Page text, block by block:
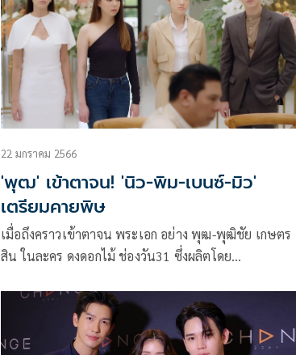
อภัยคุณ สังกัด GMMTV จัดเต็มด้วยโชว์สุดเอ็กซ์คลูซีฟ ตื่น
ตาตื่นใจ ทั้งร้องเต้น เล่นเกมบนเวทีกันอย่างสนุกสนาน
พร้อมเสิร์ฟโมเมนต์ดีต่อใจที่ทำเอาแฟนๆ ชาวญี่ปุ่น
ฟูลฟิลขั้นสุด โดยจัดขึ้น 2 รอบการแสดง ณ Toyosu PIT
กรุงโตเกียว ประเทศญี่ปุ่น
22 มกราคม 2566
'พุฒ' เข้าตาจน! 'นิว-พิม-เบนซ์-มิว'
เตรียมคายพิษ
เมื่อถึงคราวเข้าตาจน พระเอก อย่าง พุฒ-พุฒิชัย เกษตร
สิน ในละคร ดงดอกไม้ ช่องวัน31 ซึ่งผลิตโดย
คงต้องงัดมาใช้ให้หมด เพราะเหล่าสาวๆ ในดงดอกไม้
อย่าง พิม-พิมประภา ตั้งประภาพร ,เบนซ์-ปุณยาพร พูล
พิพัฒน์ และ มิว-ลักษณ์นารา เปี้ยทา ต่างก็พร้อมคายพิษ